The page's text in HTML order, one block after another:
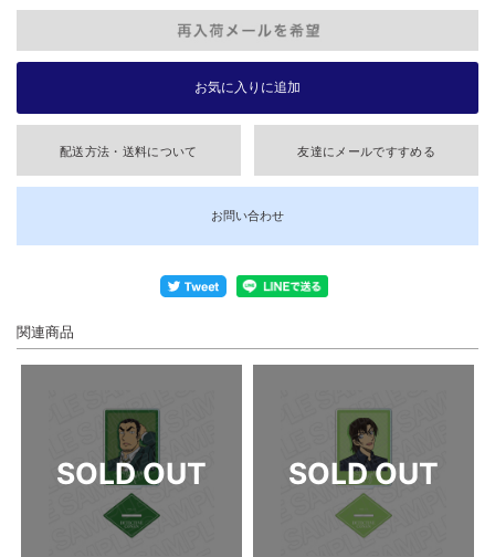
配送方法・送料について 友達にメールですすめる
お問い合わせ
関連商品